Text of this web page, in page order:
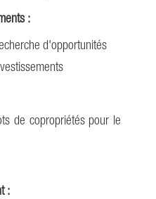
:
d'opportunités
de copropriétés pour le
: